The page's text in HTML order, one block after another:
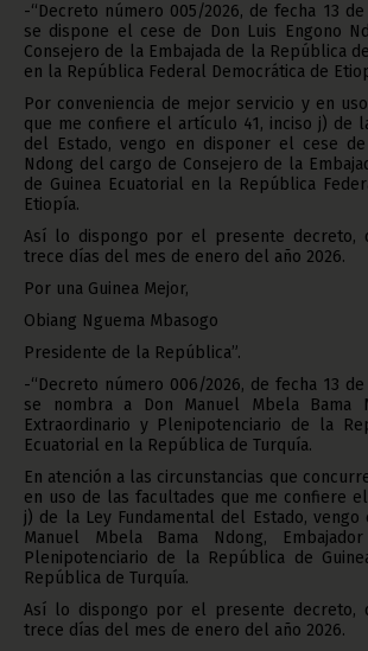
-“Decreto número 005/2026, de fecha 13
se dispone el cese de Don Luis Engono
Consejero de la Embajada de la República
en la República Federal Democrática de
Por conveniencia de mejor servicio y en
que me confiere el artículo 41, inciso j) de
del Estado, vengo en disponer el cese de
Ndong del cargo de Consejero de la
de Guinea Ecuatorial en la República
Etiopía.
Así lo dispongo por el presente decreto,
trece días del mes de enero del año 2026.
Por una Guinea Mejor,
Obiang Nguema Mbasogo
Presidente de la República”.
-“Decreto número 006/2026, de fecha 13
se nombra a Don Manuel Mbela Bama
Extraordinario y Plenipotenciario de la
Ecuatorial en la República de Turquía.
En atención a las circunstancias que
en uso de las facultades que me confiere
j) de la Ley Fundamental del Estado, vengo
Manuel Mbela Bama Ndong,
Plenipotenciario de la República de
República de Turquía.
Así lo dispongo por el presente decreto,
trece días del mes de enero del año 2026.